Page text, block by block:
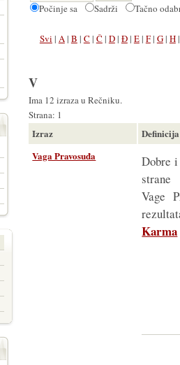
Počinje sa Sadrži Tačno
Svi | A| B | C | Č | D| Đ| E| F| G| H
V
Ima 12 izraza u Rečniku.
Strana: 1
Izraz
Definicija
Vaga Pravosuđa
Dobre
strane
Vage
Karma